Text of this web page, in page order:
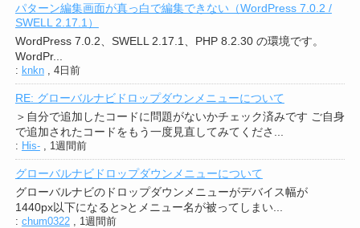
パターン編集画面が真っ白で編集できない（WordPress 7.0.2 /
SWELL 2.17.1）
WordPress 7.0.2、SWELL 2.17.1、PHP 8.2.30 の環境です。
WordPr...
: knkn, 4日前
RE: グローバルナビドロップダウンメニューについて
＞自分で追加したコードに問題がないかチェック済みです ご自身
で追加されたコードをもう一度見直してみてくださ...
: His-, 1週間前
グローバルナビドロップダウンメニューについて
グローバルナビのドロップダウンメニューがデバイス幅が
1440px以下になると>とメニュー名が被ってしまい...
: chum0322, 1週間前